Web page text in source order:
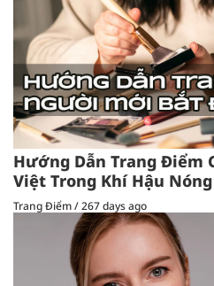
Hướng Dẫn Trang Điểm
Việt Trong Khí Hậu
Trang Điểm/267 days ago